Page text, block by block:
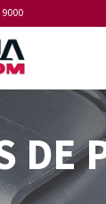
9000
DE